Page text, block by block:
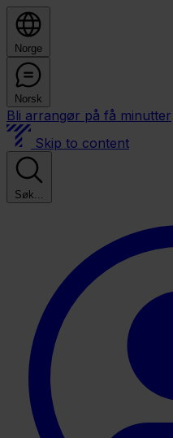
Norge
Norsk
Bli arrangør på få minutter
Skip to content
Søk...